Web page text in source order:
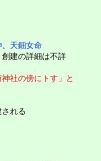
天鈿女命
建の詳細は不詳
社の傍にトす」と
れる